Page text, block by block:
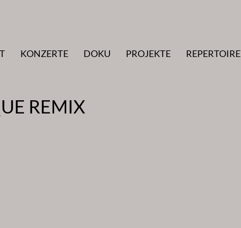
KONZERTE DOKU PROJEKTE REPERTOIRE
REMIX